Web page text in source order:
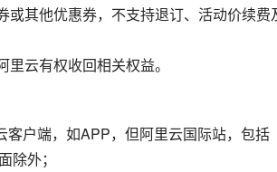
其他优惠券，不支持退订、活动价续费
云有权收回相关权益。
客户端，如APP，但阿里云国际站，包括
外；